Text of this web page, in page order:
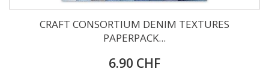
CRAFT CONSORTIUM DENIM TEXTURES
PAPERPACK...
6.90 CHF